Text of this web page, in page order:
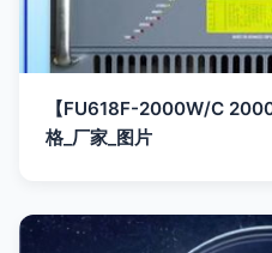
【FU618F-2000W/C
格_厂家_图片